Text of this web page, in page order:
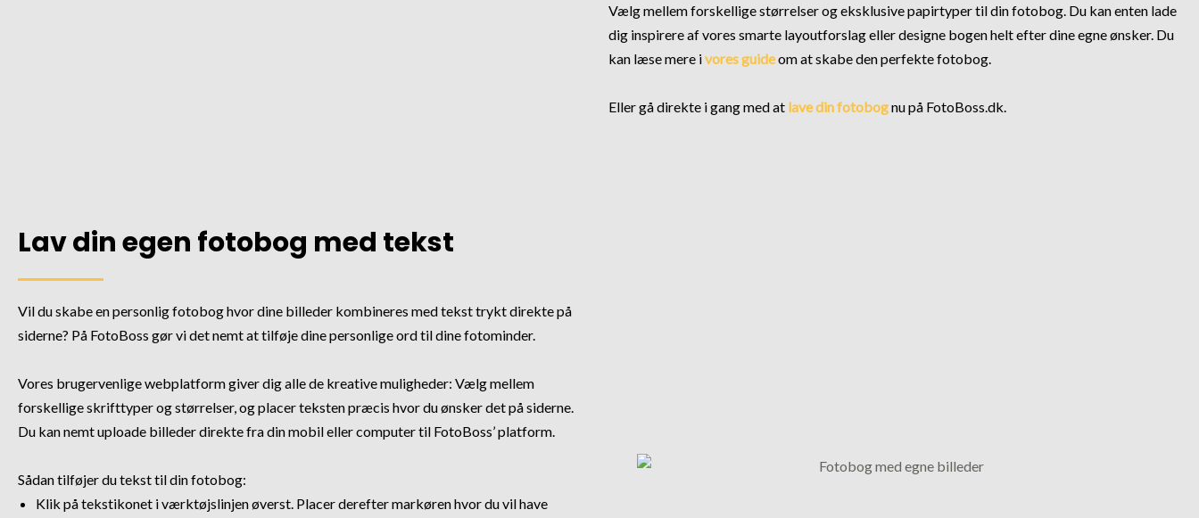
Vælg mellem forskellige størrelser og eksklusive papirtyper til din fotobog. Du kan enten lade
dig inspirere af vores smarte layoutforslag eller designe bogen helt efter dine egne ønsker. Du
kan læse mere ivores guideom at skabe den perfekte fotobog.
Eller gå direkte i gang med at lave din fotobognu på FotoBoss.dk.
Lav din egen fotobog med tekst
Vil du skabe en personlig fotobog hvor dine billeder kombineres med tekst trykt direkte på
siderne? På FotoBoss gør vi det nemt at tilføje dine personlige ord til dine fotominder.
Vores brugervenlige webplatform giver dig alle de kreative muligheder: Vælg mellem
forskellige skrifttyper og størrelser, og placer teksten præcis hvor du ønsker det på siderne.
Du kan nemt uploade billeder direkte fra din mobil eller computer til FotoBoss’ platform.
Sådan tilføjer du tekst til din fotobog:
Klik på tekstikonet i værktøjslinjen øverst. Placer derefter markøren hvor du vil have